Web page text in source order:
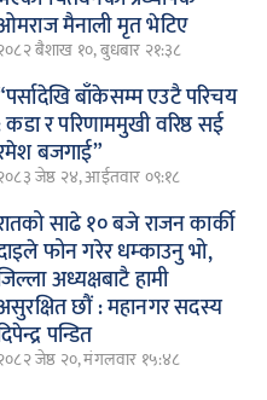
मैनाली मृत भेटिए
बैशाख १०, बुधबार २१:३८
बाँकेसम्म एउटै परिचय
र परिणाममुखी वरिष्ठ सई
बजगाई”
जेष्ठ २४, आईतवार ०९:१८
साढे १० बजे राजन कार्की
फोन गरेर धम्काउनु भो,
अध्यक्षबाटै हामी
छौं : महानगर सदस्य
पन्डित
जेष्ठ २०, मंगलवार १५:४८